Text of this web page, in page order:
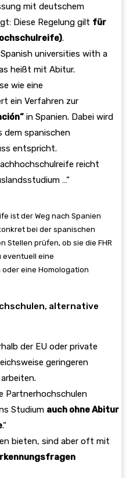
mit deutschem
Diese Regelung gilt für
.
universities with a
heißt mit Abitur.
wie eine
ein Verfahren zur
in Spanien. Dabei wird
dem spanischen
entspricht.
reicht
…“
ist der Weg nach Spanien
bei der spanischen
Stellen prüfen, ob sie die FHR
eventuell eine
eine Homologation
alternative
der EU oder private
geringeren
Partnerhochschulen
Studium auch ohne Abitur
.“
bieten, sind aber oft mit